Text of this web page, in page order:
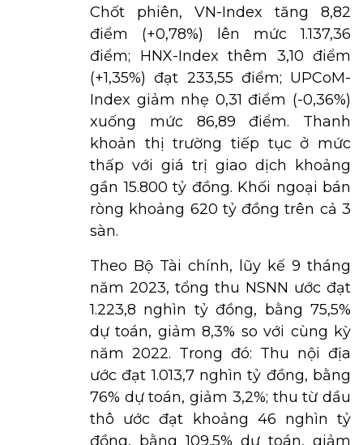
Chốt phiên, VN-Index tăng 8,82
điểm (+0,78%) lên mức 1.137,36
điểm; HNX-Index thêm 3,10 điểm
(+1,35%) đạt 233,55 điểm; UPCoM-
Index giảm nhẹ 0,31 điểm (-0,36%)
xuống mức 86,89 điểm. Thanh
khoản thị trường tiếp tục ở mức
thấp với giá trị giao dịch khoảng
gần 15.800 tỷ đồng. Khối ngoại bán
ròng khoảng 620 tỷ đồng trên cả 3
sàn.
Theo Bộ Tài chính, lũy kế 9 tháng
năm 2023, tổng thu NSNN ước đạt
1.223,8 nghìn tỷ đồng, bằng 75,5%
dự toán, giảm 8,3% so với cùng kỳ
năm 2022. Trong đó: Thu nội địa
ước đạt 1.013,7 nghìn tỷ đồng, bằng
76% dự toán, giảm 3,2%; thu từ dầu
thô ước đạt khoảng 46 nghìn tỷ
đồng, bằng 109,5% dự toán, giảm